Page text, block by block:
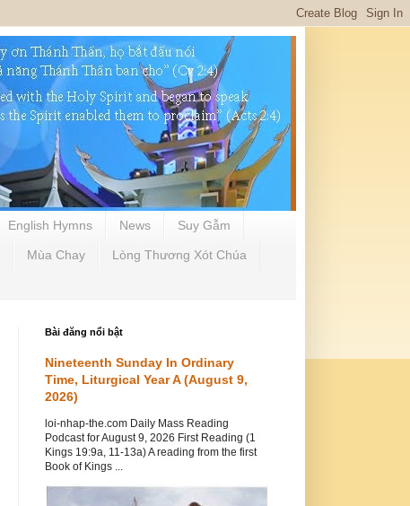
English Hymns News Suy Gẫm
Mùa Chay Lòng Thương Xót Chúa
Bài đăng nổi bật
Nineteenth Sunday In Ordinary
Time, Liturgical Year A (August 9,
2026)
loi-nhap-the.com Daily Mass Reading
Podcast for August 9, 2026 First Reading (1
Kings 19:9a, 11-13a) A reading from the first
Book of Kings ...